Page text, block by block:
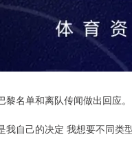
名单和离队传闻做出回应。
我自己的决定 我想要不同类